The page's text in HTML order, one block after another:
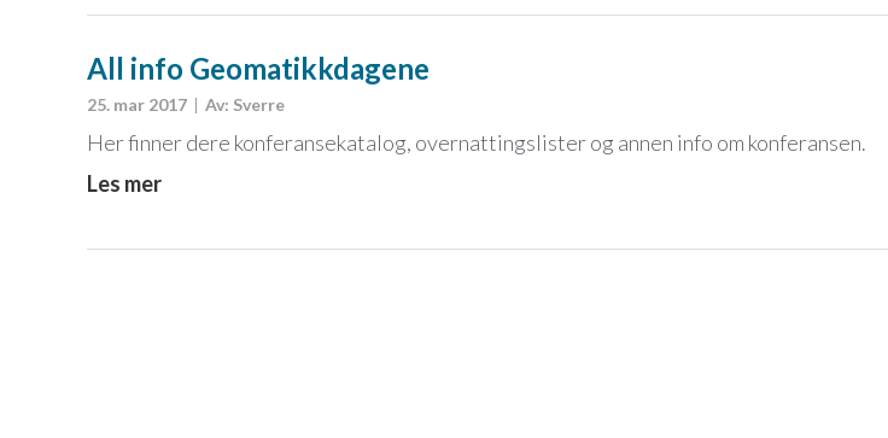
All info Geomatikkdagene
25. mar 2017 Av: Sverre
Her finner dere konferansekatalog, overnattingslister og annen info om konferansen.
Les mer